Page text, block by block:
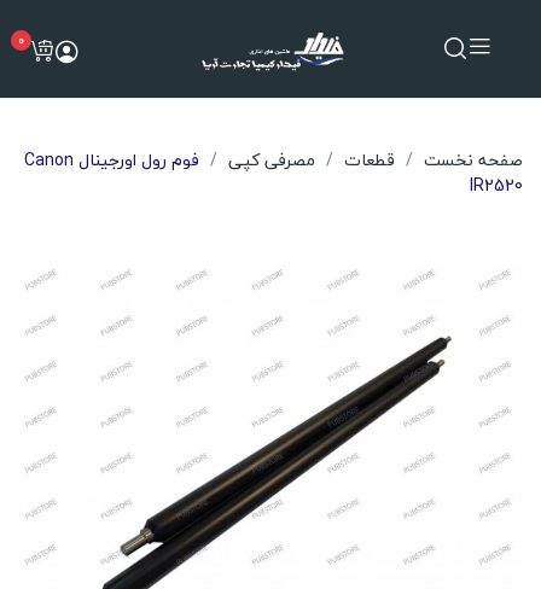
0
صفحه نخست قطعات مصرفی کپی
فوم رول اورجینال Canon
IR2520